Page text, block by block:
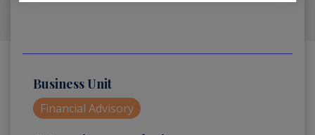
Business Unit
Financial Advisory